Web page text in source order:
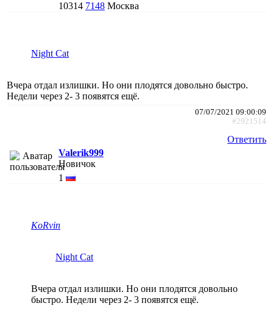
10314 7148 Москва
Night Cat
Вчера отдал излишки. Но они плодятся довольно быстро.
Недели через 2- 3 появятся ещё.
07/07/2021 09:00:09
#2921514
Ответить
Valerik999
Новичок
1
KoRvin
Night Cat
Вчера отдал излишки. Но они плодятся довольно
быстро. Недели через 2- 3 появятся ещё.